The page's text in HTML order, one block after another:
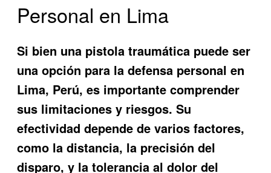
Personal en Lima
Si bien una pistola traumática puede ser
una opción para la defensa personal en
Lima, Perú, es importante comprender
sus limitaciones y riesgos. Su
efectividad depende de varios factores,
como la distancia, la precisión del
disparo, y la tolerancia al dolor del